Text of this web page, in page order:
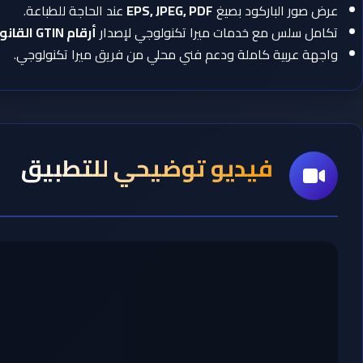
عرض صور الباركود بصيغEPS, JPEG, PDF عند الحاجة للطباعة.
تكامل سلس مع خدمات ميرا تكنولوجي لإصدارأرقام GTIN القانونية
واجهة عربية كاملة ودعم فني محلي من فريق ميرا تكنولوجي.
فيديو توضيحي للتطبيق